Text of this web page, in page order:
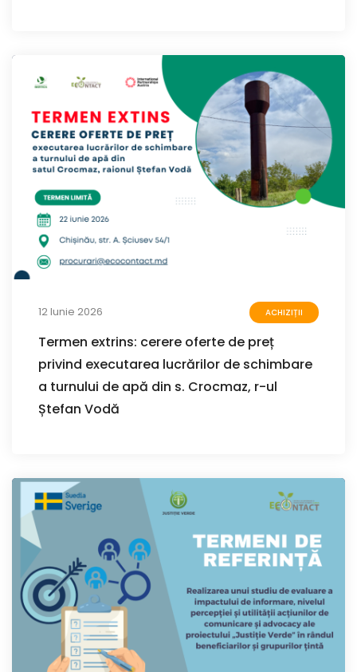
12 Iunie 2026 ACHIZIȚII
Termen extrins: cerere oferte de preț
privind executarea lucrărilor de schimbare
a turnului de apă din s. Crocmaz, r-ul
Ștefan Vodă